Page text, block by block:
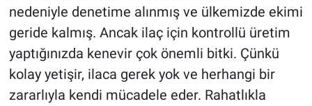
nedeniyle denetime alınmış ve ülkemizde ekimi
geride kalmış. Ancak ilaç için kontrollü üretim
yaptığınızda kenevir çok önemli bitki. Çünkü
kolay yetişir, ilaca gerek yok ve herhangi bir
zararlıyla kendi mücadele eder. Rahatlıkla